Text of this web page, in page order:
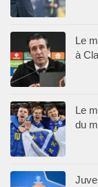
Le
à
Le
du